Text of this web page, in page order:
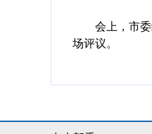
会上，市委组
场评议。